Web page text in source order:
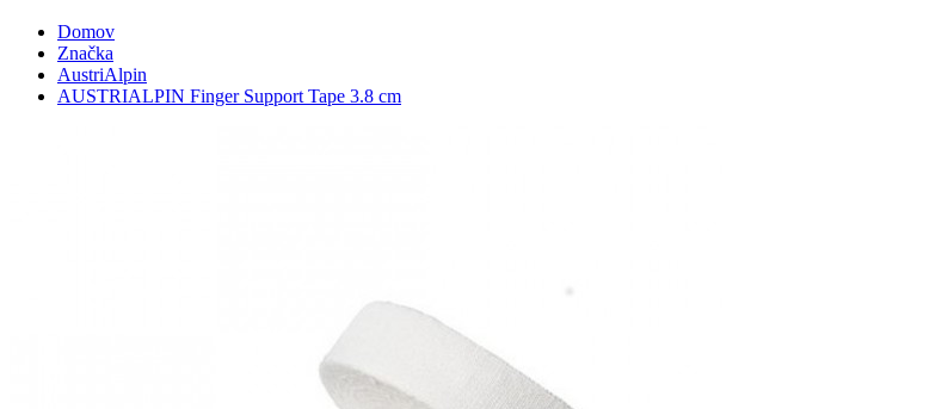
Domov
Značka
AustriAlpin
AUSTRIALPIN Finger Support Tape 3.8 cm